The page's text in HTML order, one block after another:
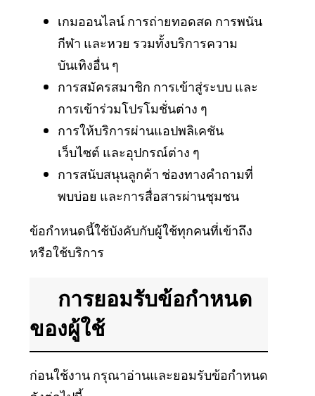
เกมออนไลน์ การถ่ายทอดสด การพนัน
กีฬา และหวย รวมทั้งบริการความ
บันเทิงอื่น ๆ
การสมัครสมาชิก การเข้าสู่ระบบ และ
การเข้าร่วมโปรโมชั่นต่าง ๆ
การให้บริการผ่านแอปพลิเคชัน
เว็บไซต์ และอุปกรณ์ต่าง ๆ
การสนับสนุนลูกค้า ช่องทางคำถามที่
พบบ่อย และการสื่อสารผ่านชุมชน
ข้อกำหนดนี้ใช้บังคับกับผู้ใช้ทุกคนที่เข้าถึง
หรือใช้บริการ
การยอมรับข้อกำหนด
ของผู้ใช้
ก่อนใช้งาน กรุณาอ่านและยอมรับข้อกำหนด